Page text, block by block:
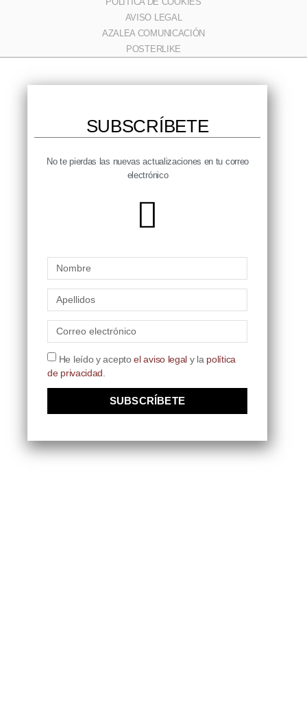
AVISO LEGAL
AZALEA COMUNICACIÓN
POSTERLIKE
SUBSCRÍBETE​
No te pierdas las nuevas actualizaciones en tu correo
electrónico​
He leído y aceptoel aviso legal y la política
de privacidad
SUBSCRÍBETE